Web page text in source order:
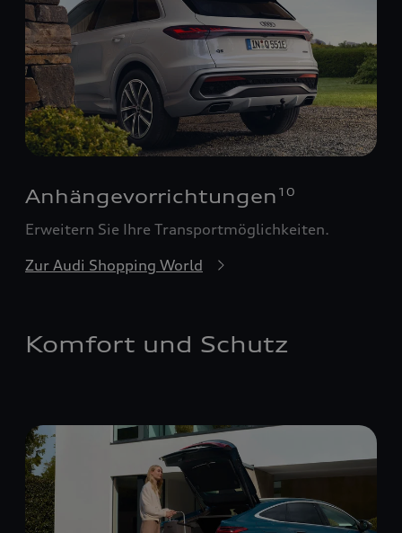
Anhängevorrichtungen 10
Erweitern Sie Ihre Transportmöglichkeiten.
Zur Audi Shopping World
Komfort und Schutz